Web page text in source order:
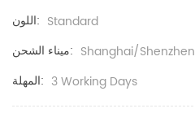
اللون: Standard
ميناء الشحن: Shanghai/Shenzhen
المهلة: 3 Working Days